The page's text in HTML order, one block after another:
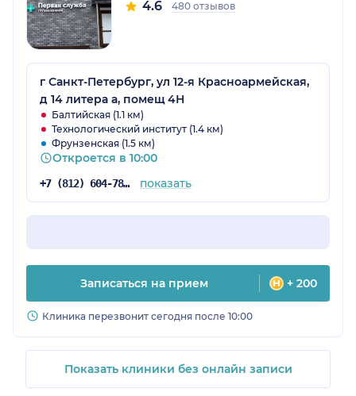
4.6 480 отзывов
г Санкт-Петербург, ул 12-я Красноармейская,
д 14 литера а, помещ 4Н
Балтийская (1.1 км)
Технологический институт (1.4 км)
Фрунзенская (1.5 км)
Откроется в 10:00
+7 (812) 604-78-43 показать
Записаться на прием + 200
Клиника перезвонит сегодня после 10:00
Показать клиники без онлайн записи